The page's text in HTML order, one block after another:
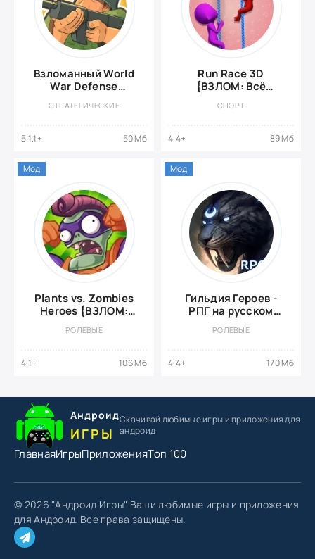
Взломанный World
War Defense
денег}
СТРАТЕГИЧЕСКИЕ
5.1.1+ 50 Мб
Run Race 3D
{ВЗЛОМ: Всё
СПОРТ
4.4+ 89 Мб
Plants vs. Zombies
Heroes {ВЗЛОМ:
ходы}
РОЛЕВЫЕ
4.1+ 106 Мб
Мод
Гильдия Героев -
РПГ на русском
покупки}
РОЛЕВЫЕ
4.4+ 170 Мб
Мод
Андроид
ИГРЫ
Скачивай любимые игрыи приложения для
андроид
ГлавнаяИгрыПриложенияТоп 100
© 2026 "Андроид Игры" Ваши любимые игры и приложения
для Андроид. Все права защищены.